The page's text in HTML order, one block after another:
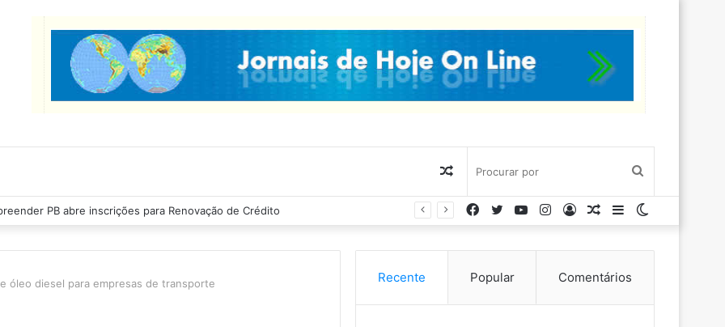
por
Artigo
aleatório
PB abre inscrições para Renovação de Crédito
Barra
Artigo
Entrar
Instagram
YouTube
Twitter
Facebook
óleo diesel para empresas de transporte Recente Popular Comentários